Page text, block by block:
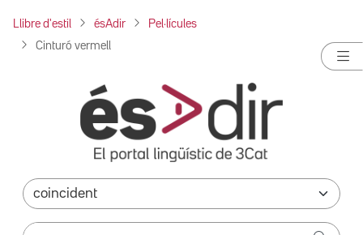
Llibre d'estil ésAdir Pel·lícules
Cinturó vermell